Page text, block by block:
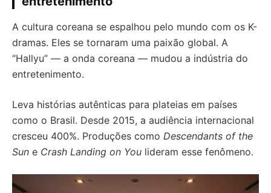
A cultura coreana se espalhou pelo mundo com os K-
dramas. Eles se tornaram uma paixão global. A
“Hallyu” — a onda coreana — mudou a indústria do
entretenimento.
Leva histórias autênticas para plateias em países
como o Brasil. Desde 2015, a audiência internacional
cresceu 400%. Produções como Descendants of the
Sun e Crash Landing on You lideram esse fenômeno.